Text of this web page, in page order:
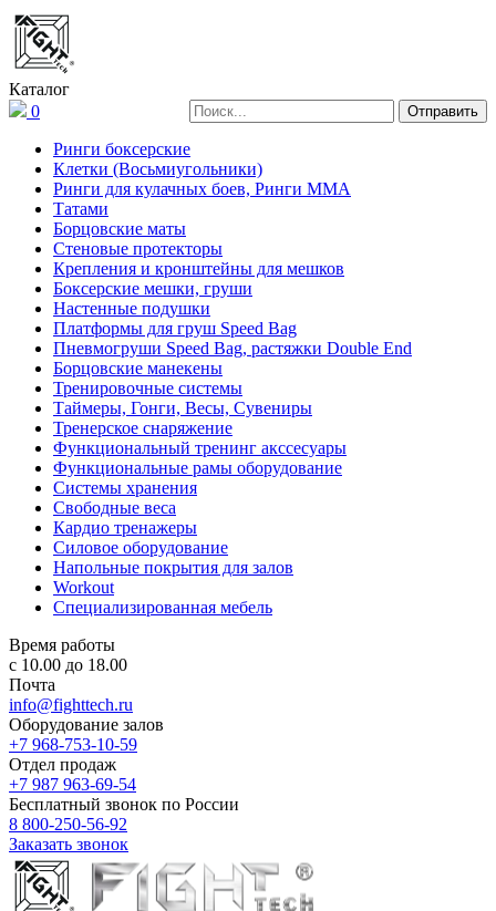
Каталог
0
Ринги боксерские
Клетки (Восьмиугольники)
Ринги для кулачных боев, Ринги ММА
Татами
Борцовские маты
Стеновые протекторы
Крепления и кронштейны для мешков
Боксерские мешки, груши
Настенные подушки
Платформы для груш Speed Bag
Пневмогруши Speed Bag, растяжки Double End
Борцовские манекены
Тренировочные системы
Таймеры, Гонги, Весы, Сувениры
Тренерское снаряжение
Функциональный тренинг акссесуары
Функциональные рамы оборудование
Системы хранения
Свободные веса
Кардио тренажеры
Силовое оборудование
Напольные покрытия для залов
Workout
Специализированная мебель
Время работы
с 10.00 до 18.00
Почта
info@fighttech.ru
Оборудование залов
+7 968-753-10-59
Отдел продаж
+7 987 963-69-54
Бесплатный звонок по России
8 800-250-56-92
Заказать звонок